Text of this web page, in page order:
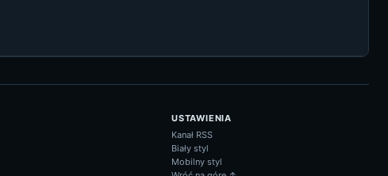
USTAWIENIA
Kanał RSS
Biały styl
Mobilny styl